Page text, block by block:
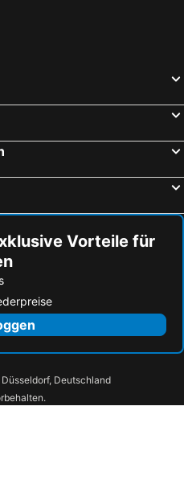
Vorteile für
Deutschland